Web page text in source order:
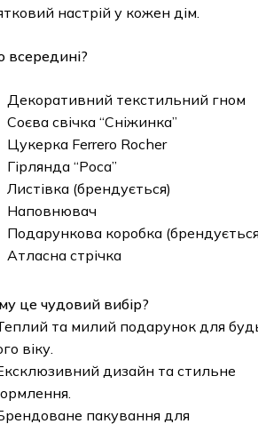
настрій у кожен дім.
текстильний гном
свічка “Сніжинка”
Ferrero Rocher
“Роса”
(брендується)
коробка (брендується)
стрічка
це чудовий вибір?
та милий подарунок для будь-
віку.
дизайн та стильне
пакування для